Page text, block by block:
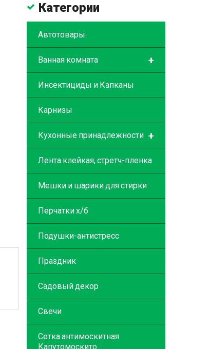
Категории
Автотовары
+
Ванная комната
Инсектициды и Капканы
Карнизы
+
Кухонные принадлежности
Лента клейкая, стретч-пленка
Мешки и шарики для стирки
Перчатки х/б
Подушки-антистресс
Праздник
Садовый декор
Свечи
Сетка антимоскитная
Капутомоскито